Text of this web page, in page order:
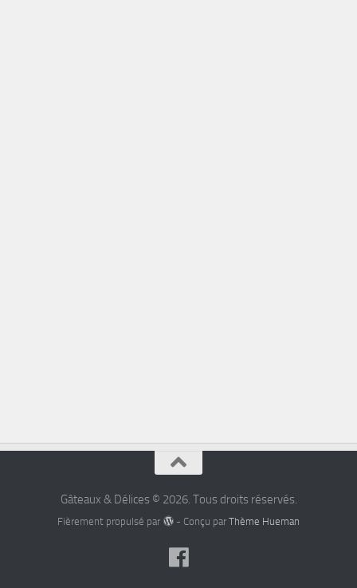
Gâteaux & Délices © 2026. Tous droits réservés.
Fièrement propulsé par - Conçu par Thème Hueman